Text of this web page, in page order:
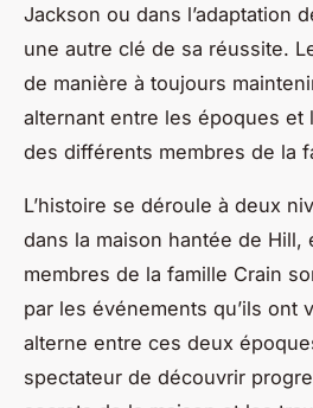
Jackson ou dans l’adaptation
une autre clé de sa réussite.
de manière à toujours
alternant entre les époques et
des différents membres de la
L’histoire se déroule à deux
dans la maison hantée de Hill,
membres de la famille Crain
par les événements qu’ils ont
alterne entre ces deux
spectateur de découvrir